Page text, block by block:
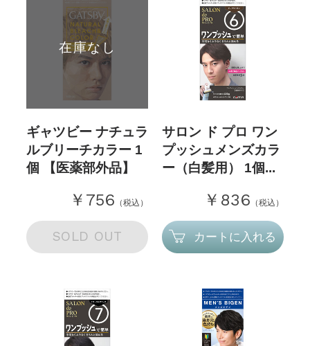
在庫なし
ギャツビー ナチュラ
ルブリーチカラー 1
個 【医薬部外品】
￥756 （税込）
SOLD OUT
サロン ド プロ ワン
プッシュメンズカラ
ー（白髪用） 1個...
￥836 （税込）
カートに入れる